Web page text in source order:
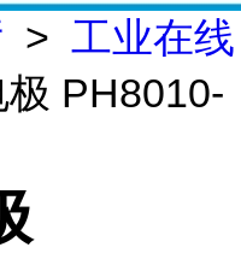
> 工业在线
PH8010-